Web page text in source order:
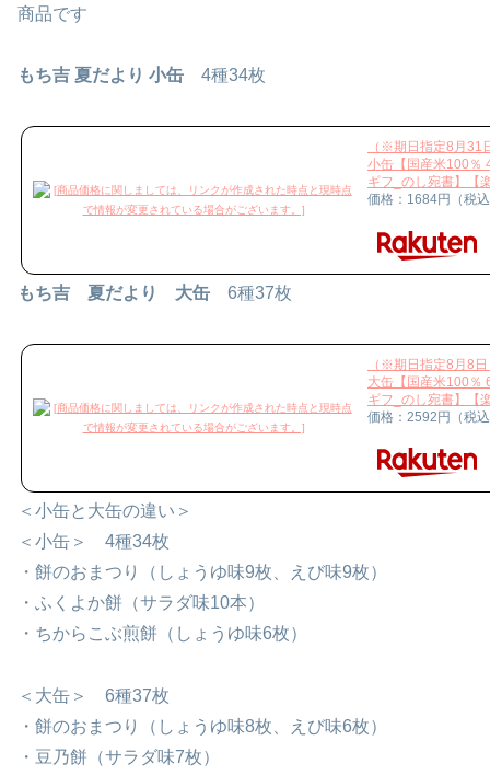
商品です
もち吉 夏だより 小缶 4種34枚
（※期日指定8月31
小缶【国産米100％
ギフ_のし宛書】【
価格：1684円（税
もち吉 夏だより 大缶 6種37枚
（※期日指定8月8
大缶【国産米100％
ギフ_のし宛書】【
価格：2592円（税
＜小缶と大缶の違い＞
＜小缶＞ 4種34枚
・餅のおまつり（しょうゆ味9枚、えび味9枚）
・ふくよか餅（サラダ味10本）
・ちからこぶ煎餅（しょうゆ味6枚）
＜大缶＞ 6種37枚
・餅のおまつり（しょうゆ味8枚、えび味6枚）
・豆乃餅（サラダ味7枚）